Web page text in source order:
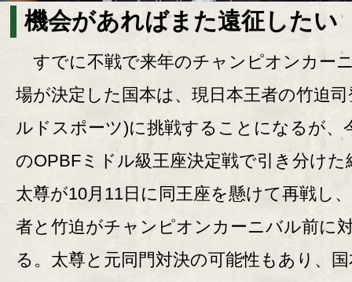
機会があればまた遠征したい
すでに不戦で来年のチャンピオンカー
場が決定した国本は、現日本王者の竹迫
ルドスポーツ)に挑戦することになるが、
のOPBFミドル級王座決定戦で引き分けた
太尊が10月11日に同王座を懸けて再戦し
者と竹迫がチャンピオンカーニバル前に
る。太尊と元同門対決の可能性もあり、